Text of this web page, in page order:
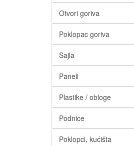
Otvori goriva
Poklopac goriva
Sajla
Paneli
Plastike / obloge
Podnice
Poklopci, kućišta